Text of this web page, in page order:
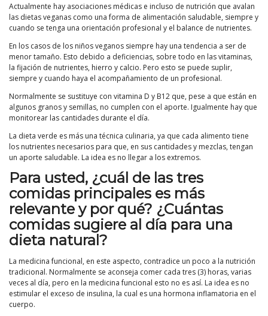
Actualmente hay asociaciones médicas e incluso de nutrición que avalan
las dietas veganas como una forma de alimentación saludable, siempre y
cuando se tenga una orientación profesional y el balance de nutrientes.
En los casos de los niños veganos siempre hay una tendencia a ser de
menor tamaño. Esto debido a deficiencias, sobre todo en las vitaminas,
la fijación de nutrientes, hierro y calcio. Pero esto se puede suplir,
siempre y cuando haya el acompañamiento de un profesional.
Normalmente se sustituye con vitamina D y B12 que, pese a que están en
algunos granos y semillas, no cumplen con el aporte. Igualmente hay que
monitorear las cantidades durante el día.
La dieta verde es más una técnica culinaria, ya que cada alimento tiene
los nutrientes necesarios para que, en sus cantidades y mezclas, tengan
un aporte saludable. La idea es no llegar a los extremos.
Para usted, ¿cuál de las tres
comidas principales es más
relevante y por qué? ¿Cuántas
comidas sugiere al día para una
dieta natural?
La medicina funcional, en este aspecto, contradice un poco a la nutrición
tradicional. Normalmente se aconseja comer cada tres (3) horas, varias
veces al día, pero en la medicina funcional esto no es así. La idea es no
estimular el exceso de insulina, la cual es una hormona inflamatoria en el
cuerpo.